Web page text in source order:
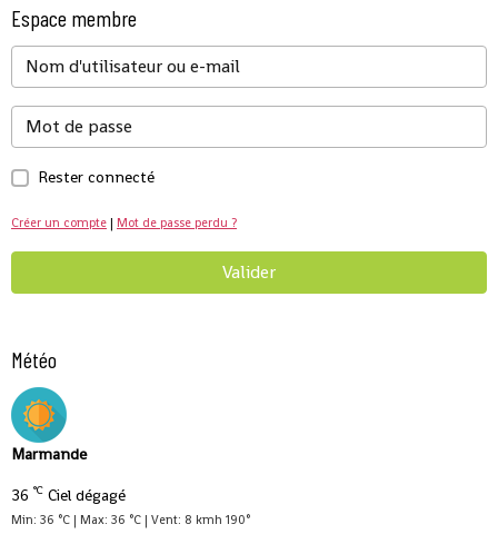
Espace membre
Rester connecté
Créer un compte | Mot de passe perdu ?
Valider
Météo
Marmande
36 °C Ciel dégagé
Min: 36 °C | Max: 36 °C | Vent: 8 kmh 190°